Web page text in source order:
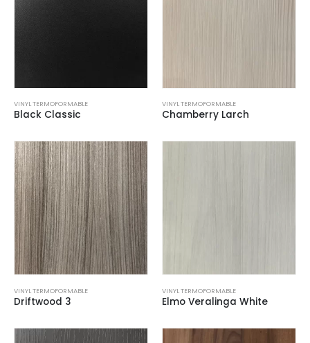
VINYL TERMOFORMABLE
Black Classic
VINYL TERMOFORMABLE
Chamberry Larch
VINYL TERMOFORMABLE
Driftwood 3
VINYL TERMOFORMABLE
Elmo Veralinga White